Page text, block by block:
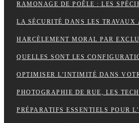
RAMONAGE DE POÊLE : LES
HARCÈLEMENT MORAL PAR
PHOTOGRAPHIE DE RUE, LES
PRÉPARATIFS ESSENTIELS POUR